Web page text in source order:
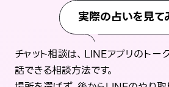
実際の占いを見て
チャット相談は、LINEアプリのト
話できる相談方法です。